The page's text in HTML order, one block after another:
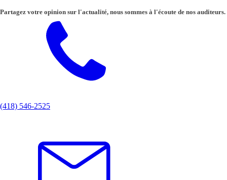
Partagez votre opinion sur l'actualité, nous sommes à l'écoute de nos auditeurs.
(418) 546-2525